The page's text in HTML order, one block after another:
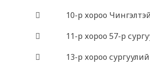
 10-р хороо Чингэлтэйн
 11-р хороо 57-р
 13-р хороо сургуулийн